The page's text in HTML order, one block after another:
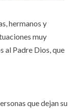
hermanos y
muy
al Padre Dios, que
que dejan su